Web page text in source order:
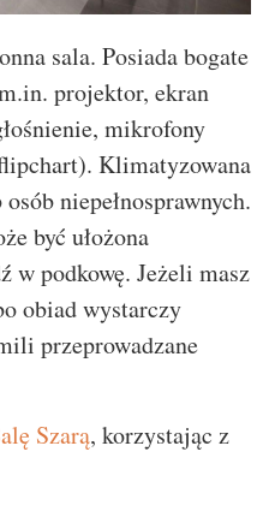
sala. Posiada bogate
projektor, ekran
mikrofony
Klimatyzowana
niepełnosprawnych.
być ułożona
w podkowę. Jeżeli masz
obiad wystarczy
przeprowadzane
Szarą, korzystając z